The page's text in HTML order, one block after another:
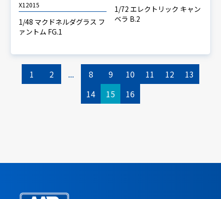
X12015
1/48 マクドネルダグラス フ
ァントム FG.1
1/72 エレクトリック キャン
ベラ B.2
1 2 ... 8 9 10 11 12
13
14
15 16